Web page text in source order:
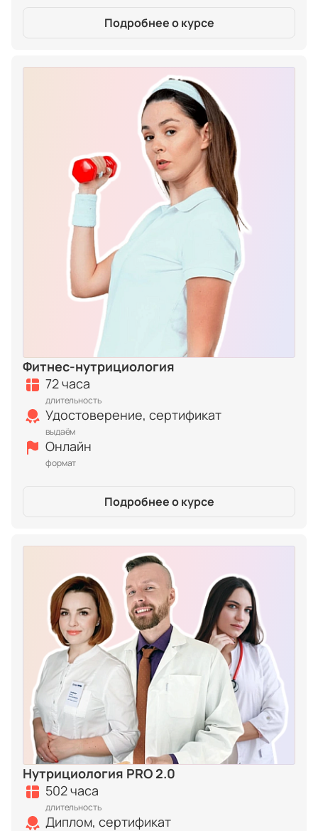
Подробнее о курсе
Фитнес-нутрициология
72 часа
длительность
Удостоверение, сертификат
выдаём
Онлайн
формат
Подробнее о курсе
Нутрициология PRO 2.0
502 часа
длительность
Диплом, сертификат